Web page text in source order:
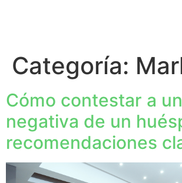
Categoría:
Cómo contestar a
negativa de un
recomendaciones